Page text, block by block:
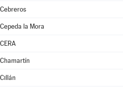
Cebreros
Cepeda la Mora
CERA
Chamartín
Cillán